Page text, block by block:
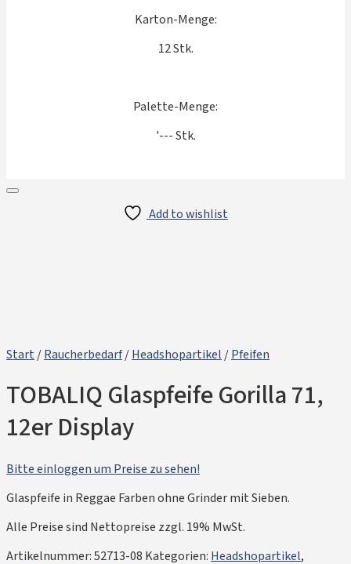
Karton-Menge:
12 Stk.
Palette-Menge:
'--- Stk.
Add to wishlist
Start/Raucherbedarf/Headshopartikel /Pfeifen
TOBALIQ Glaspfeife Gorilla 71,
12er Display
Bitte einloggen um Preise zu sehen!
Glaspfeife in Reggae Farben ohne Grinder mit Sieben.
Alle Preise sind Nettopreise zzgl. 19% MwSt.
Artikelnummer:52713-08 Kategorien: Headshopartikel,